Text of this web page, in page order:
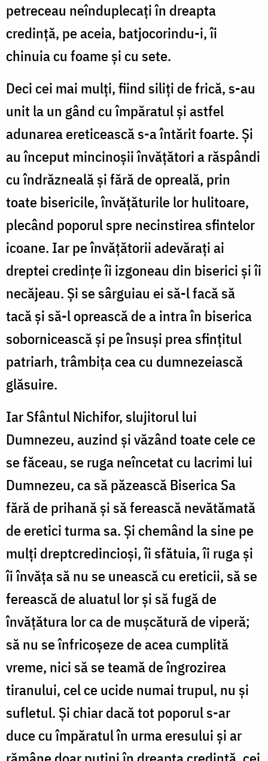
petreceau neînduplecați în dreapta
credință, pe aceia, batjocorindu-i, îi
chinuia cu foame și cu sete.
Deci cei mai mulți, fiind siliți de frică, s-au
unit la un gând cu împăratul și astfel
adunarea ereticească s-a întărit foarte. Și
au început mincinoșii învățători a răspândi
cu îndrăzneală și fără de opreală, prin
toate bisericile, învățăturile lor hulitoare,
plecând poporul spre necinstirea sfintelor
icoane. Iar pe învățătorii adevărați ai
dreptei credințe îi izgoneau din biserici și îi
necăjeau. Și se sârguiau ei să-l facă să
tacă și să-l oprească de a intra în biserica
sobornicească și pe însuși prea sfințitul
patriarh, trâmbița cea cu dumnezeiască
glăsuire.
Iar Sfântul Nichifor, slujitorul lui
Dumnezeu, auzind și văzând toate cele ce
se făceau, se ruga neîncetat cu lacrimi lui
Dumnezeu, ca să păzească Biserica Sa
fără de prihană și să ferească nevătămată
de eretici turma sa. Și chemând la sine pe
mulți dreptcredincioși, îi sfătuia, îi ruga și
îi învăța să nu se unească cu ereticii, să se
ferească de aluatul lor și să fugă de
învățătura lor ca de mușcătură de viperă;
să nu se înfricoșeze de acea cumplită
vreme, nici să se teamă de îngrozirea
tiranului, cel ce ucide numai trupul, nu și
sufletul. Și chiar dacă tot poporul s-ar
duce cu împăratul în urma eresului și ar